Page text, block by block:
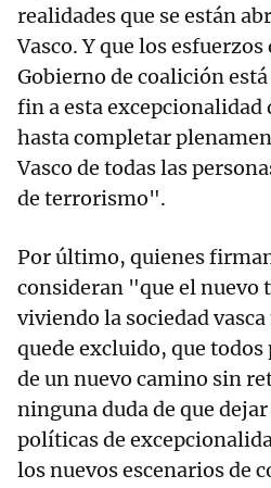
realidades que se están
Vasco. Y que los
Gobierno de coalición
fin a esta
hasta completar
Vasco de todas las
de terrorismo".
Por último, quienes
consideran "que el nuevo
viviendo la sociedad
quede excluido, que
de un nuevo camino sin
ninguna duda de que
políticas de
los nuevos escenarios de